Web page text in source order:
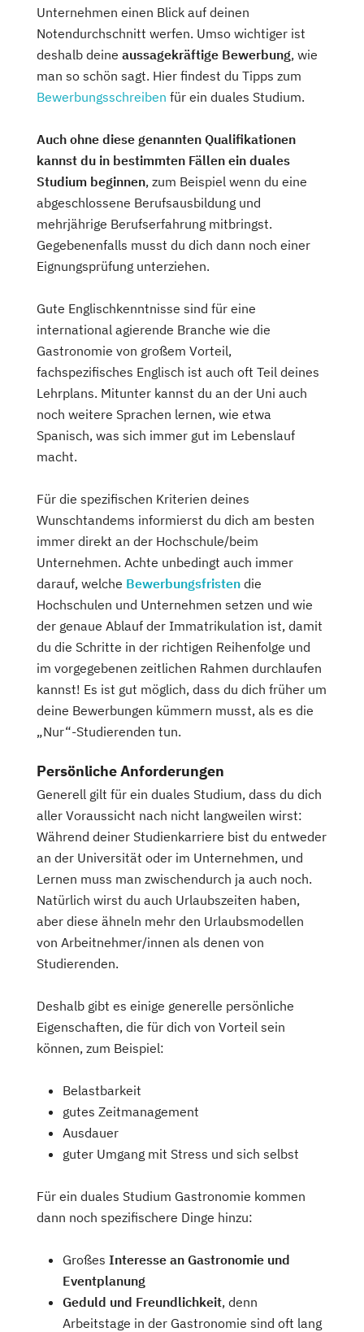
Unternehmen einen Blick auf deinen
Notendurchschnitt werfen. Umso wichtiger ist
deshalb deine aussagekräftige Bewerbung, wie
man so schön sagt. Hier findest du Tipps zum
Bewerbungsschreiben für ein duales Studium.
Auch ohne diese genannten Qualifikationen
kannst du in bestimmten Fällen ein duales
Studium beginnen, zum Beispiel wenn du eine
abgeschlossene Berufsausbildung und
mehrjährige Berufserfahrung mitbringst.
Gegebenenfalls musst du dich dann noch einer
Eignungsprüfung unterziehen.
Gute Englischkenntnisse sind für eine
international agierende Branche wie die
Gastronomie von großem Vorteil,
fachspezifisches Englisch ist auch oft Teil deines
Lehrplans. Mitunter kannst du an der Uni auch
noch weitere Sprachen lernen, wie etwa
Spanisch, was sich immer gut im Lebenslauf
macht.
Für die spezifischen Kriterien deines
Wunschtandems informierst du dich am besten
immer direkt an der Hochschule/beim
Unternehmen. Achte unbedingt auch immer
darauf, welche Bewerbungsfristen die
Hochschulen und Unternehmen setzen und wie
der genaue Ablauf der Immatrikulation ist, damit
du die Schritte in der richtigen Reihenfolge und
im vorgegebenen zeitlichen Rahmen durchlaufen
kannst! Es ist gut möglich, dass du dich früher um
deine Bewerbungen kümmern musst, als es die
„Nur“-Studierenden tun.
Persönliche Anforderungen
Generell gilt für ein duales Studium, dass du dich
aller Voraussicht nach nicht langweilen wirst:
Während deiner Studienkarriere bist du entweder
an der Universität oder im Unternehmen, und
Lernen muss man zwischendurch ja auch noch.
Natürlich wirst du auch Urlaubszeiten haben,
aber diese ähneln mehr den Urlaubsmodellen
von Arbeitnehmer/innen als denen von
Studierenden.
Deshalb gibt es einige generelle persönliche
Eigenschaften, die für dich von Vorteil sein
können, zum Beispiel:
Belastbarkeit
gutes Zeitmanagement
Ausdauer
guter Umgang mit Stress und sich selbst
Für ein duales Studium Gastronomie kommen
dann noch spezifischere Dinge hinzu:
Großes Interesse an Gastronomie und
Eventplanung
Geduld und Freundlichkeit, denn
Arbeitstage in der Gastronomie sind oft lang